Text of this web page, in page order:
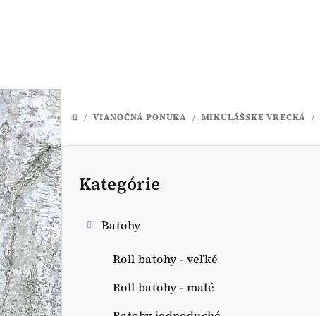
DOMOV
/ VIANOČNÁ PONUKA / MIKULÁŠSKE VRECKÁ /
B
o
č
n
ý
p
Preskočiť
kategórie
Kategórie
Batohy
Roll batohy - veľké
Roll batohy - malé